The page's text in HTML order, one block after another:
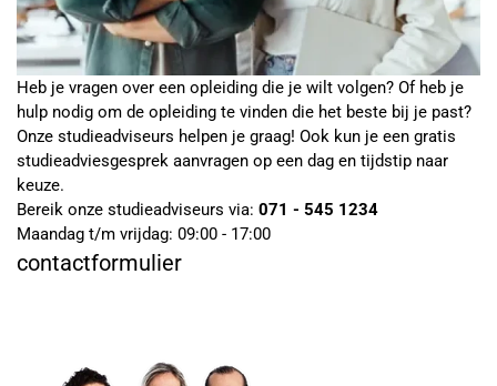
Heb je vragen over een opleiding die je wilt volgen? Of heb je
hulp nodig om de opleiding te vinden die het beste bij je past?
Onze studieadviseurs helpen je graag! Ook kun je een gratis
studieadviesgesprek aanvragen op een dag en tijdstip naar
keuze.
Bereik onze studieadviseurs via: 071 - 545 1234
Maandag t/m vrijdag: 09:00 - 17:00
contactformulier